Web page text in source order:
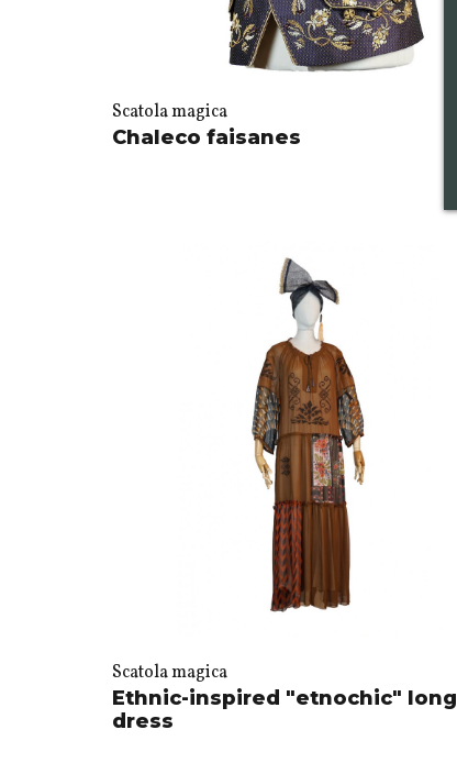
Scatola magica
Chaleco faisanes
Scatola magica
Ethnic-inspired "etnochic" long
dress